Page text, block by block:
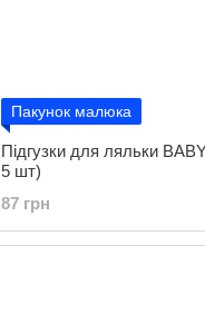
Пакунок малюка
Підгузки для ляльки
5 шт)
87 грн